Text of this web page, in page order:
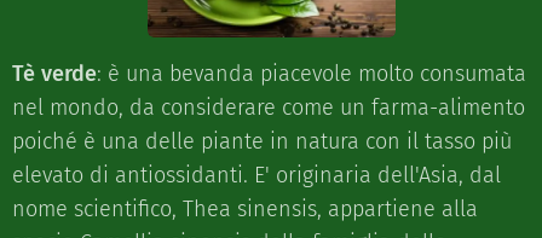
Tè verde: è una bevanda piacevole molto consumata
nel mondo, da considerare come un farma-alimento
poiché è una delle piante in natura con il tasso più
elevato di antiossidanti. E' originaria dell'Asia, dal
nome scientifico, Thea sinensis, appartiene alla